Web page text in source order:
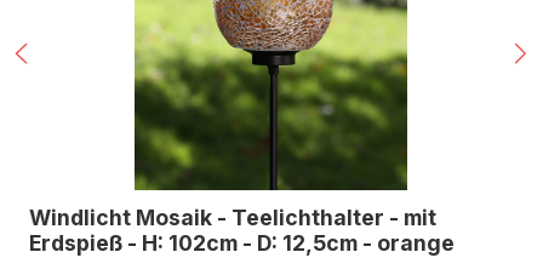
Windlicht Mosaik - Teelichthalter - mit
Erdspieß - H: 102cm - D: 12,5cm - orange